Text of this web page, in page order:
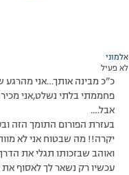
אלמוני
לא פעיל
כ”כ מבינה אותך…אני
פחממתי בלתי נשלט,אני
אבל….
בעזרת הפורום התומך הזה
יקרה!! מה שבטוח אני לא
ואוהב שבזכותו תגלי את
עכשיו רק נשאר לך לאסוף